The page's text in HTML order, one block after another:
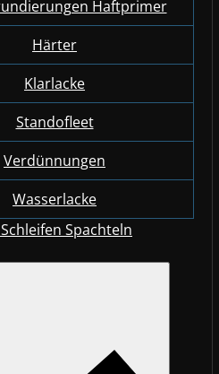
Haftprimer
Härter
Klarlacke
Standofleet
Verdünnungen
Wasserlacke
Spachteln